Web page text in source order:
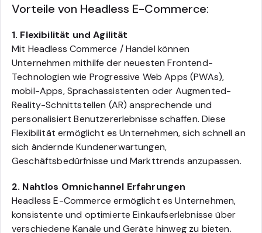
Vorteile von Headless E-Commerce:
1. Flexibilität und Agilität
Mit Headless Commerce / Handel können
Unternehmen mithilfe der neuesten Frontend-
Technologien wie Progressive Web Apps (PWAs),
mobil-Apps, Sprachassistenten oder Augmented-
Reality-Schnittstellen (AR) ansprechende und
personalisiert Benutzererlebnisse schaffen. Diese
Flexibilität ermöglicht es Unternehmen, sich schnell an
sich ändernde Kundenerwartungen,
Geschäftsbedürfnisse und Markttrends anzupassen.
2. Nahtlos Omnichannel Erfahrungen
Headless E-Commerce ermöglicht es Unternehmen,
konsistente und optimierte Einkaufserlebnisse über
verschiedene Kanäle und Geräte hinweg zu bieten.